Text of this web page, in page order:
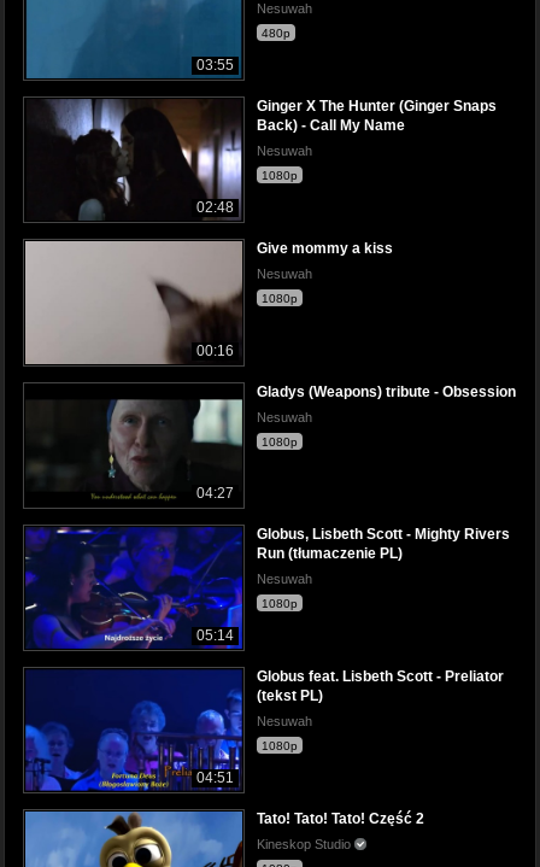
03:55
Nesuwah
480p
02:48
Ginger X The Hunter (Ginger Snaps
Back) - Call My Name
Nesuwah
1080p
00:16
Give mommy a kiss
Nesuwah
1080p
04:27
Gladys (Weapons) tribute - Obsession
Nesuwah
1080p
05:14
Globus, Lisbeth Scott - Mighty Rivers
Run (tłumaczenie PL)
Nesuwah
1080p
04:51
Globus feat. Lisbeth Scott - Preliator
(tekst PL)
Nesuwah
1080p
Tato! Tato! Tato! Część 2
Kineskop Studio